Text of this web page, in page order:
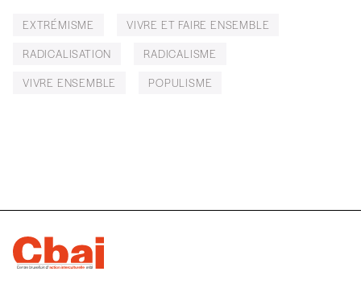
Par numéro
5€*
en Belgique)
Format numérique
EXTRÉMISME
VIVRE ET FAIRE ENSEMBLE
RADICALISATION
RADICALISME
VIVRE ENSEMBLE
POPULISME